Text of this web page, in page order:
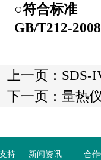
○符合标准
GB/T212-
上一页： SDS-
下一页： 量热
持 新闻资讯 合